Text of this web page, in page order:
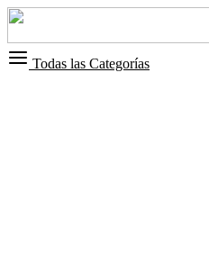
Todas las Categorías